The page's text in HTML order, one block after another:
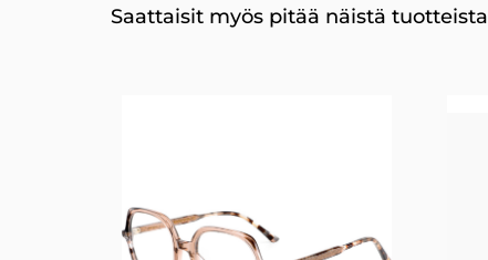
Saattaisit myös pitää näistä tuotteista